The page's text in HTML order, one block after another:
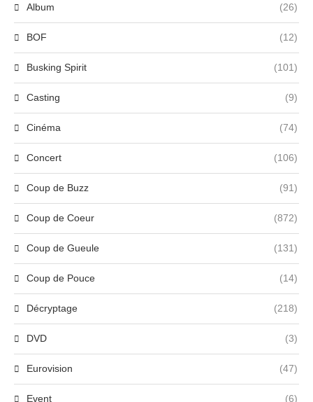
Album (26)
BOF (12)
Busking Spirit (101)
Casting (9)
Cinéma (74)
Concert (106)
Coup de Buzz (91)
Coup de Coeur (872)
Coup de Gueule (131)
Coup de Pouce (14)
Décryptage (218)
DVD (3)
Eurovision (47)
Event (6)